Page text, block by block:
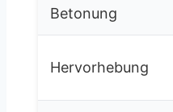
Betonung
Hervorhebung